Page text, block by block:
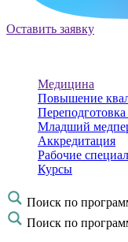
Оставить заявку
Медицина
Повышение
Переподготовка
Младший
Аккредитация
Рабочие
Курсы
Поиск по
Поиск по